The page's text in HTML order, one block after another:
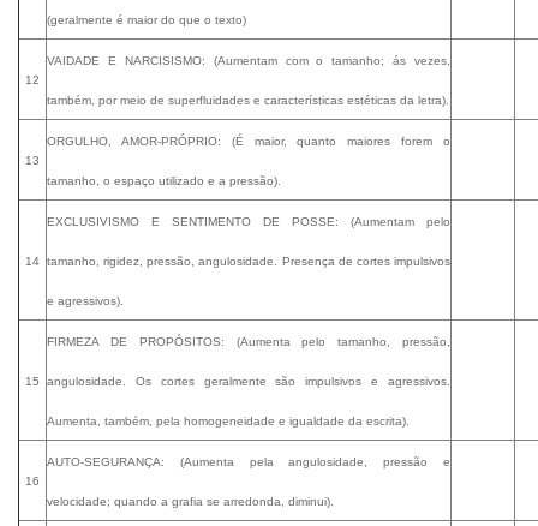
(geralmente é maior do que o texto)
12
VAIDADE E NARCISISMO: (Aumentam com o tamanho; ás vezes,
também, por meio de superfluidades e características estéticas da letra).
13
ORGULHO, AMOR-PRÓPRIO: (É maior, quanto maiores forem o
tamanho, o espaço utilizado e a pressão).
14
EXCLUSIVISMO E SENTIMENTO DE POSSE: (Aumentam pelo
tamanho, rigidez, pressão, angulosidade. Presença de cortes impulsivos
e agressivos).
15
FIRMEZA DE PROPÓSITOS: (Aumenta pelo tamanho, pressão,
angulosidade. Os cortes geralmente são impulsivos e agressivos.
Aumenta, também, pela homogeneidade e igualdade da escrita).
16
AUTO-SEGURANÇA: (Aumenta pela angulosidade, pressão e
velocidade; quando a grafia se arredonda, diminui).